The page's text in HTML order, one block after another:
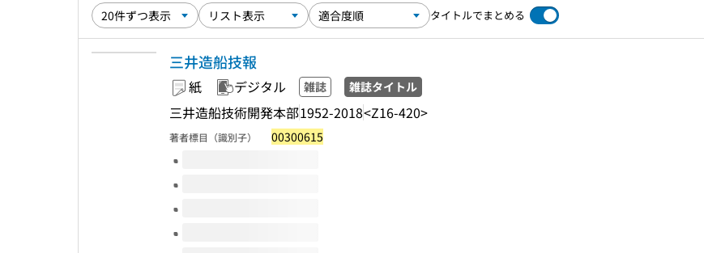
タイトルでまとめる
三井造船技報
紙 デジタル 雑誌 雑誌タイトル
三井造船技術開発本部1952-2018<Z16-420>
著者標目（識別子） 00300615
このタイトルの巻号